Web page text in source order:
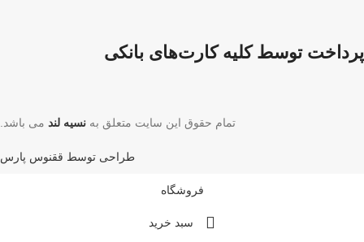
پرداخت توسط کلیه کارت‌های بانکی
تمام حقوق این سایت متعلق به نسیه لند می باشد.
طراحی توسط ققنوس پارس
فروشگاه
سبد خرید